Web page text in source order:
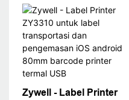
Sticker Barcode QR
Code Printer USB+RS
Zywell - Label Printer